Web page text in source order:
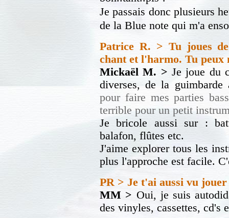
Je passais donc plusieurs
de la Blue note qui m'a
Patrice R. > Tu joues
chant et l'harmo. Tu peux
Mickaël M. > Je joue du
diverses, de la guimbarde
pour faire mes parties
terrible pour un petit
Je bricole aussi sur :
balafon, flûtes etc.
J'aime explorer tous les
plus l'approche est facile.
PR > Je t'ai aussi vu
MM > Oui, je suis
des vinyles, cassettes, cd's